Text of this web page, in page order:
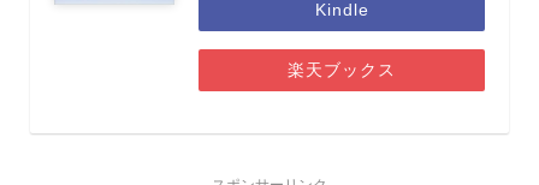
Kindle
楽天ブックス